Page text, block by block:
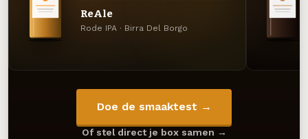
ReAle
Rode IPA · Birra Del Borgo
Doe de smaaktest →
Of stel direct je box samen →